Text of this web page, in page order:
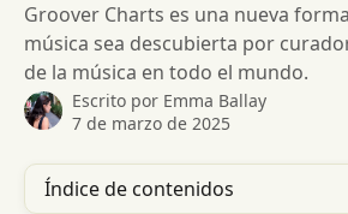
Groover Charts es una nueva
música sea descubierta por
de la música en todo el mundo.
Escrito por Emma Ballay
7 de marzo de 2025
Índice de contenidos